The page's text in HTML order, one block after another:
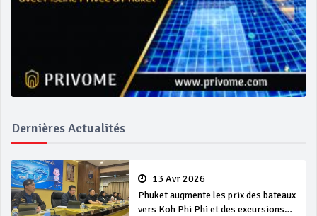
Dernières Actualités
13 Avr 2026
Phuket augmente les prix des bateaux
vers Koh Phi Phi et des excursions